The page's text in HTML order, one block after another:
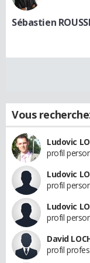
Sébastien
Vous
Ludovic
profil
Ludovic
profil
Ludovic
profil
David
profil